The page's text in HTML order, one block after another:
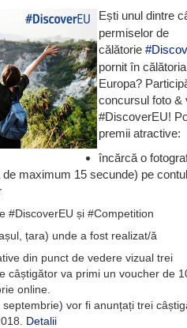
Ești unul dintre
permiselor de
călătorie#
pornit în
Europa?
concursul foto &
#DiscoverEU!
premii atractive:
încărcă o
maximum 15 secunde) pe
#DiscoverEU și #Competition
țara) unde a fost realizat/ă
din punct de vedere vizual trei
câștigător va primi un voucher de
online.
vor fi anunțați trei
Detalii